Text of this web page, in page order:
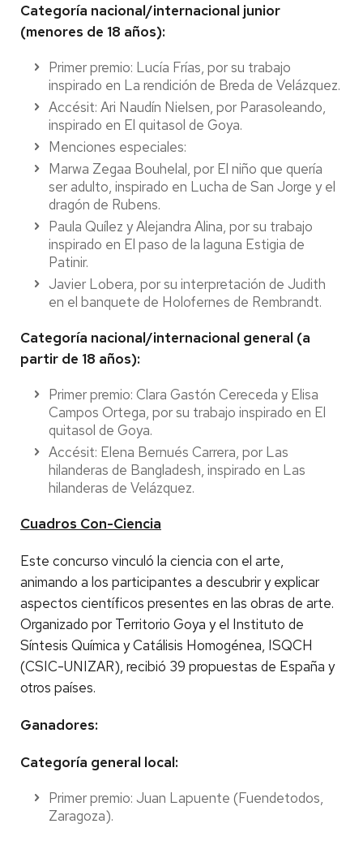
Categoría nacional/internacional junior
(menores de 18 años):
Primer premio: Lucía Frías, por su trabajo
inspirado en La rendición de Breda de Velázquez.
Accésit: Ari Naudín Nielsen, por Parasoleando,
inspirado en El quitasol de Goya.
Menciones especiales:
Marwa Zegaa Bouhelal, por El niño que quería
ser adulto, inspirado en Lucha de San Jorge y el
dragón de Rubens.
Paula Quílez y Alejandra Alina, por su trabajo
inspirado en El paso de la laguna Estigia de
Patinir.
Javier Lobera, por su interpretación de Judith
en el banquete de Holofernes de Rembrandt.
Categoría nacional/internacional general (a
partir de 18 años):
Primer premio: Clara Gastón Cereceda y Elisa
Campos Ortega, por su trabajo inspirado en El
quitasol de Goya.
Accésit: Elena Bernués Carrera, por Las
hilanderas de Bangladesh, inspirado en Las
hilanderas de Velázquez.
Cuadros Con-Ciencia
Este concurso vinculó la ciencia con el arte,
animando a los participantes a descubrir y explicar
aspectos científicos presentes en las obras de arte.
Organizado por Territorio Goya y el Instituto de
Síntesis Química y Catálisis Homogénea, ISQCH
(CSIC-UNIZAR), recibió 39 propuestas de España y
otros países.
Ganadores:
Categoría general local:
Primer premio: Juan Lapuente (Fuendetodos,
Zaragoza).